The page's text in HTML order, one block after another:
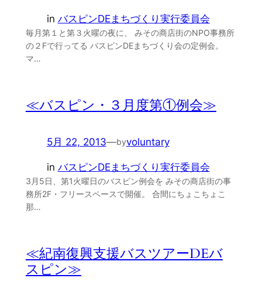
in バスピンDEまちづくり実行委員会
毎月第１と第３火曜の夜に、 みその商店街のNPO事務所
の２Fで行ってる バスピンDEまちづくり会の定例会。
マ…
≪バスピン・３月度第①例会≫
5月 22, 2013—byvoluntary
in バスピンDEまちづくり実行委員会
3月5日、第1火曜日のバスピン例会を みその商店街の事
務所2F・フリースペースで開催。 合間にちょこちょこ
那…
≪紀南復興支援バスツアーDEバ
スピン≫